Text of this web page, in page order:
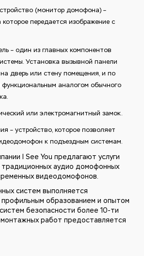
(монитор домофона) –
которое передается изображение с
– один из главных компонентов
Установка вызывной панели
дверь или стену помещения, и по
функциональным аналогом обычного
или электромагнитный замок.
– устройство, которое позволяет
к подъездным системам.
I See You предлагают услуги
традиционных аудио домофонных
видеодомофонов.
систем выполняется
профильным образованием и опытом
безопасности более 10-ти
работ предоставляется